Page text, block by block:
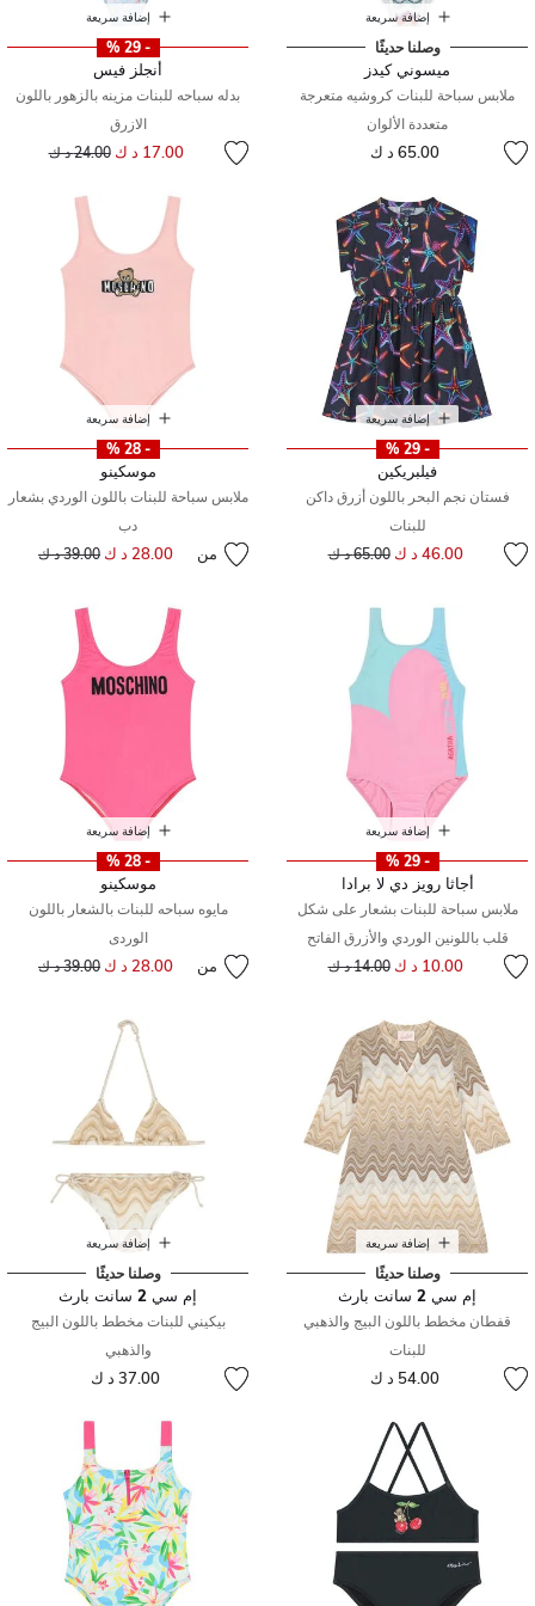
إضافة سريعة
وصلنا حديثًا
ميسوني كيدز
ملابس سباحة للبنات كروشيه متعرجة
متعددة الألوان
65.00 د ك
إضافة سريعة
- 29 %
أنجلز فيس
بدله سباحه للبنات مزينه بالزهور باللون
الازرق
17.00 د ك سعر مخفض من
24.00 د ك إلى
إضافة سريعة
- 29 %
فيلبريكين
فستان نجم البحر باللون أزرق داكن
للبنات
46.00 د ك سعر مخفض من
65.00 د ك
إضافة سريعة
- 28 %
موسكينو
ملابس سباحة للبنات باللون الوردي بشعار
دب
من 28.00 د ك سعر مخفض من
39.00 د ك إلى
إضافة سريعة
- 29 %
أجاثا رويز دي لا برادا
ملابس سباحة للبنات بشعار على شكل
قلب باللونين الوردي والأزرق الفاتح
10.00 د ك سعر مخفض من
14.00 د ك
إضافة سريعة
- 28 %
موسكينو
مايوه سباحه للبنات بالشعار باللون
الوردى
من 28.00 د ك سعر مخفض من
39.00 د ك إلى
إضافة سريعة
وصلنا حديثًا
إم سي 2 سانت بارث
قفطان مخطط باللون البيج والذهبي
للبنات
54.00 د ك
إضافة سريعة
وصلنا حديثًا
إم سي 2 سانت بارث
بيكيني للبنات مخطط باللون البيج
والذهبي
37.00 د ك